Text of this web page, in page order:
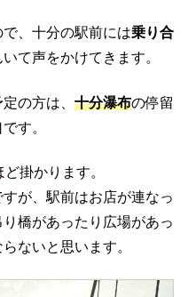
、十分の駅前には乗り合
て声をかけてきます。
の方は、 十分瀑布の停留
す。
ど掛かります。
が、駅前はお店が連なっ
橋があったり広場があっ
ないと思います。